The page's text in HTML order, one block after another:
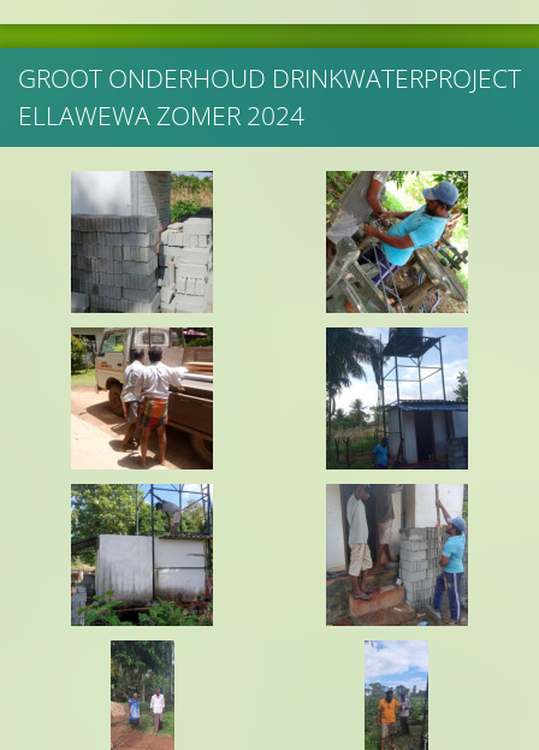
GROOT ONDERHOUD DRINKWATERPROJECT
ELLAWEWA ZOMER 2024